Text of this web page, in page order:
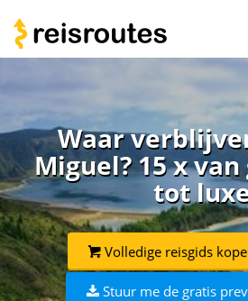
Waar
Miguel? 15 x
tot
Volledige reisgids
Stuur me de gratis